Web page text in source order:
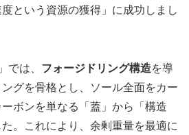
という資源の獲得」に成功しまし
は、 フォージドリング構造を導
グを骨格とし、ソール全面をカー
ボンを単なる「蓋」から「構造
。これにより、余剰重量を最適に